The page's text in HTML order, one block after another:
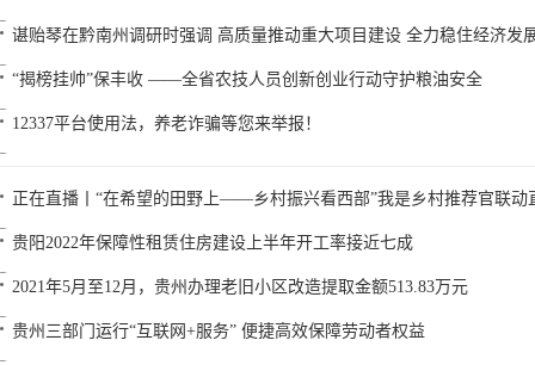
谌贻琴在黔南州调研时强调 高质量推动重大项目建设 全力稳住经济发
“揭榜挂帅”保丰收 ——全省农技人员创新创业行动守护粮油安全
12337平台使用法，养老诈骗等您来举报！
正在直播丨“在希望的田野上——乡村振兴看西部”我是乡村推荐官联动
贵阳2022年保障性租赁住房建设上半年开工率接近七成
2021年5月至12月，贵州办理老旧小区改造提取金额513.83万元
贵州三部门运行“互联网+服务” 便捷高效保障劳动者权益